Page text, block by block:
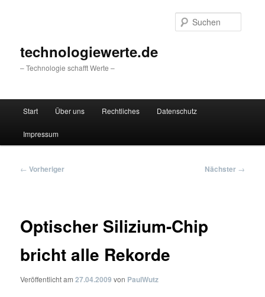
technologiewerte.de
– Technologie schafft Werte –
Start Über uns Rechtliches Datenschutz
Impressum
Beitragsnavigation
← Vorheriger Nächster →
Optischer Silizium-Chip
bricht alle Rekorde
Veröffentlicht am27.04.2009 von PaulWutz